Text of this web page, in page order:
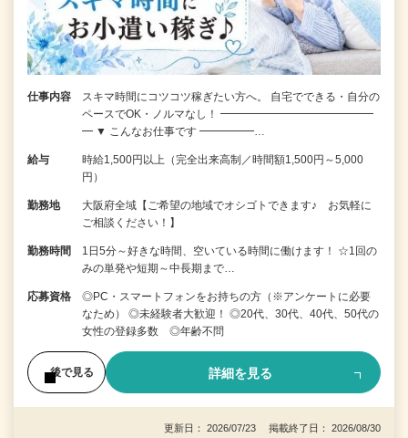
仕事内容
スキマ時間にコツコツ稼ぎたい方へ。 自宅でできる・自分の
ペースでOK・ノルマなし！ ━━━━━━━━━━━━━━
━ ▼ こんなお仕事です ━━━━━…
給与
時給1,500円以上（完全出来高制／時間額1,500円～5,000
円）
勤務地
大阪府全域【ご希望の地域でオシゴトできます♪ お気軽に
ご相談ください！】
勤務時間
1日5分～好きな時間、空いている時間に働けます！ ☆1回の
みの単発や短期～中長期まで…
応募資格
◎PC・スマートフォンをお持ちの方（※アンケートに必要
なため） ◎未経験者大歓迎！ ◎20代、30代、40代、50代の
女性の登録多数 ◎年齢不問
後で見る 詳細を見る
更新日： 2026/07/23 掲載終了日： 2026/08/30